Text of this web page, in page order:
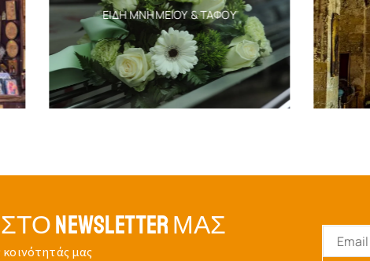
ΕΊΔΗ ΜΝΗΜΕΊΟΥ & ΤΆΦΟΥ
NEWSLETTER ΜΑΣ
κοινότητάς μας